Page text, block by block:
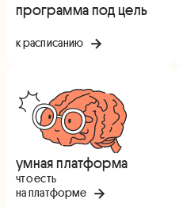
программа под цель
к расписанию
умная платформа
что есть
на платформе